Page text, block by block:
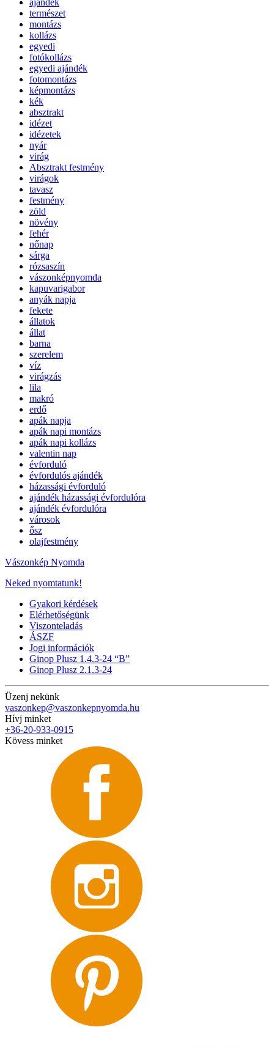
ajándék
természet
montázs
kollázs
egyedi
fotókollázs
egyedi ajándék
fotomontázs
képmontázs
kék
absztrakt
idézet
idézetek
nyár
virág
Absztrakt festmény
virágok
tavasz
festmény
zöld
növény
fehér
nőnap
sárga
rózsaszín
vászonképnyomda
kapuvarigabor
anyák napja
fekete
állatok
állat
barna
szerelem
víz
virágzás
lila
makró
erdő
apák napja
apák napi montázs
apák napi kollázs
valentin nap
évforduló
évfordulós ajándék
házassági évforduló
ajándék házassági évfordulóra
ajándék évfordulóra
városok
ősz
olajfestmény
Vászonkép Nyomda
Neked nyomtatunk!
Gyakori kérdések
Elérhetőségünk
Viszonteladás
ÁSZF
Jogi információk
Ginop Plusz 1.4.3-24 “B”
Ginop Plusz 2.1.3-24
Üzenj nekünk
vaszonkep@vaszonkepnyomda.hu
Hívj minket
+36-20-933-0915
Kövess minket